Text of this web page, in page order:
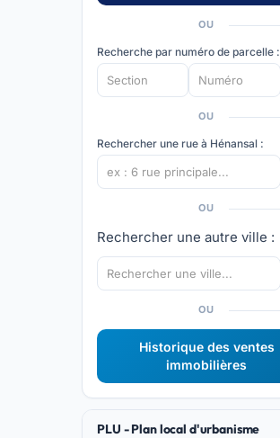
OU
Recherche par numéro de parcelle :
OU
Rechercher une rue à Hénansal :
OU
Rechercher une autre ville :
OU
Historique des ventes
immobilières
PLU - Plan local d'urbanisme